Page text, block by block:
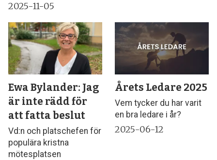
2025-11-05
Ewa Bylander: Jag
är inte rädd för
att fatta beslut
Vd:n och platschefen för
populära kristna
mötesplatsen
Årets Ledare 2025
Vem tycker du har varit
en bra ledare i år?
2025-06-12